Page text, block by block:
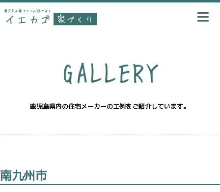
鹿児島県内の住宅メーカーの工例をご紹介しています。
南九州市